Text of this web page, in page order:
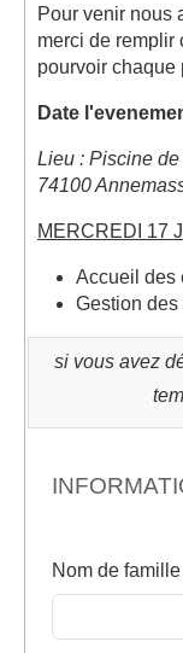
Pour venir nous
merci de remplir
pourvoir chaque
Date
Lieu : Piscine
74100
MERCREDI 17
Accueil des
Gestion des
si vous avez
Nom de famille